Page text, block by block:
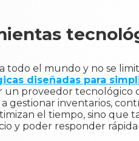
todo el mundo y no se
diseñadas para
un proveedor
gestionar inventarios,
el tiempo, sino que
y poder responder